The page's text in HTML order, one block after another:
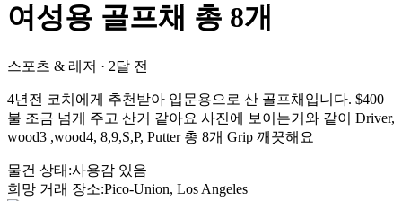
여성용 골프채 총 8개
스포츠 & 레저 · 2달 전
4년전 코치에게 추천받아 입문용으로 산 골프채입니다. $400
불 조금 넘게 주고 산거 같아요 사진에 보이는거와 같이 Driver,
wood3 ,wood4, 8,9,S,P, Putter 총 8개 Grip 깨끗해요
물건 상태 :사용감 있음
희망 거래 장소:Pico-Union, Los Angeles